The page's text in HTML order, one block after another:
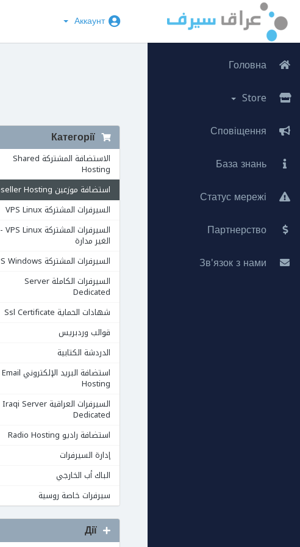
Аккаунт
الاستضافة المشتركة Shared
Hosting
استضافة موزعين Reseller Hosting
السيرفرات المشتركة VPS Linux
السيرفرات المشتركة VPS Linux -
الغير مدارة
السيرفرات المشتركة VPS Windows
السيرفرات الكاملة Server
Dedicated
شهادات الحماية Ssl Certificate
قوالب وردبريس
الدردشة الكتابية
استضافة البريد الإلكتروني Email
Hosting
السيرفرات العراقية Iraqi Server
Dedicated
استضافة راديو Radio Hosting
إدارة السيرفرات
الباك أب الخارجي
سيرفرات خاصة روسية